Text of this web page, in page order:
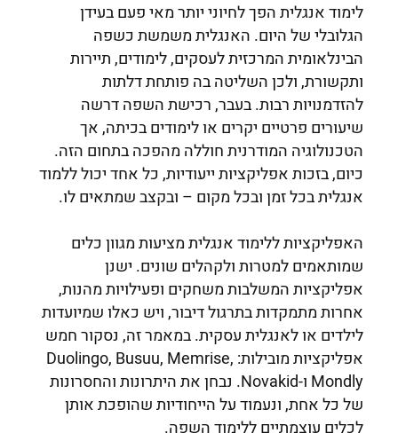
לימוד אנגלית הפך לחיוני יותר מאי פעם בעידן
הגלובלי של היום. האנגלית משמשת כשפה
הבינלאומית המרכזית לעסקים, לימודים, תיירות
ותקשורת, ולכן השליטה בה פותחת דלתות
להזדמנויות רבות. בעבר, רכישת השפה דרשה
שיעורים פרטיים יקרים או לימודים בכיתה, אך
הטכנולוגיה המודרנית חוללה מהפכה בתחום הזה.
כיום, בזכות אפליקציות ייעודיות, כל אחד יכול ללמוד
אנגלית בכל זמן ובכל מקום – ובקצב שמתאים לו.
האפליקציות ללימוד אנגלית מציעות מגוון כלים
שמותאמים למטרות ולקהלים שונים. ישנן
אפליקציות המשלבות משחקים ופעילויות מהנות,
אחרות מתמקדות בתרגול דיבור, ויש כאלו שמיועדות
לילדים או לאנגלית עסקית. במאמר זה, נסקור חמש
אפליקציות מובילות: Duolingo, Busuu, Memrise,
Mondly ו-Novakid. נבחן את היתרונות והחסרונות
של כל אחת, ונעמוד על הייחודיות שהופכת אותן
לכלים עוצמתיים ללימוד השפה.